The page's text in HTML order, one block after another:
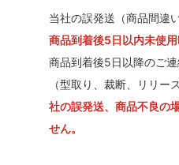
当社の誤発送（商品間違
商品到着後5日以内未使
商品到着後5日以降のご
（型取り、裁断、リリー
社の誤発送、商品不良の
せん。